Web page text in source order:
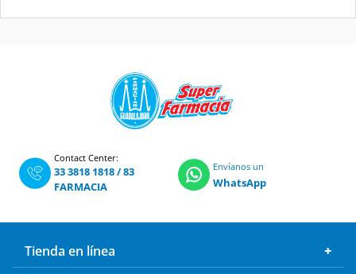
Contact Center:
33 3818 1818/83
FARMACIA
Envíanos un
WhatsApp
Tienda en línea